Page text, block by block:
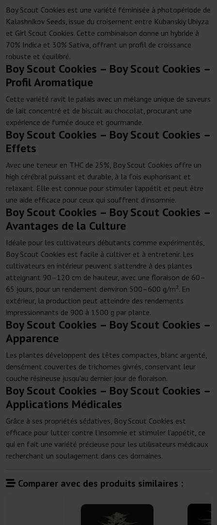
Boy Scout Cookies est une variété féminisée à photopériode de
Kalashnikov Seeds, issue du croisement entre Kubanskiy Ubiyza
et Girl Scout Cookies. Cette combinaison donne un hybride à
70% Indica et 30% Sativa, offrant un profil de croissance
robuste et équilibré.
Boy Scout Cookies – Boy Scout Cookies –
Profil Aromatique
Cette variété ravit le palais avec un mélange unique de saveurs
de lait concentré et de biscuit au chocolat, procurant une
expérience de fumée douce et gourmande.
Boy Scout Cookies – Boy Scout Cookies –
Effets
Avec une teneur en THC de 25%, Boy Scout Cookies offre un
high cérébral puissant et durable, à la fois euphorisant et
relaxant. Elle est connue pour stimuler l'appétit et peut être
une aide efficace pour ceux qui souffrent d'insomnie.
Boy Scout Cookies – Boy Scout Cookies –
Avantages de la Culture
Idéale pour les cultivateurs débutants comme expérimentés,
Boy Scout Cookies est facile à cultiver et à entretenir. Les
cultivateurs en intérieur peuvent s'attendre à des plantes
atteignant 90–120 cm de hauteur, avec une floraison de 60–
65 jours, pour un rendement d'environ 500–600 g/m². En
extérieur, la production peut atteindre des rendements
impressionnants de 900 à 1500 g par plante.
Boy Scout Cookies – Boy Scout Cookies –
Apparence
Les plantes développent des têtes compactes, blanc argenté,
densément couvertes de trichomes givrés, conservant leur
couche résineuse jusqu'au dernier jour de floraison.
Boy Scout Cookies – Boy Scout Cookies –
Applications Médicales
Grâce à ses propriétés sédatives, Boy Scout Cookies est
efficace pour lutter contre l'insomnie et stimuler l'appétit, ce
qui en fait une variété précieuse pour les utilisateurs médicaux
recherchant un soulagement dans ces domaines.
Comparer avec des produits similaires :